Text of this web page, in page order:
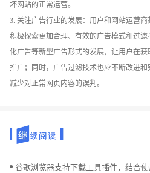
坏网站的正常运营。
3. 关注广告行业的发展：用户和网站运营商
积极探索更加合理、有效的广告模式和过
化广告等新型广告形式的发展，让用户在
推广；同时，广告过滤技术也应不断改进和
减少对正常网页内容的误判。